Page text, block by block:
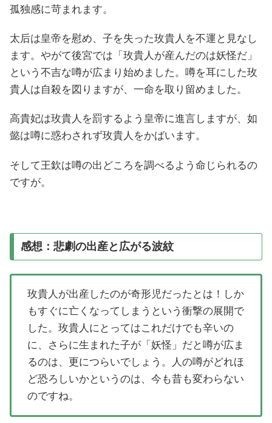
孤独感に苛まれます。
太后は皇帝を慰め、子を失った玫貴人を不運と見なし
ます。やがて後宮では「玫貴人が産んだのは妖怪だ」
という不吉な噂が広まり始めました。噂を耳にした玫
貴人は自殺を図りますが、一命を取り留めました。
高貴妃は玫貴人を罰するよう皇帝に進言しますが、如
懿は噂に惑わされず玫貴人をかばいます。
そして王欽は噂の出どころを調べるよう命じられるの
ですが。
感想：悲劇の出産と広がる波紋
玫貴人が出産したのが奇形児だったとは！しか
もすぐに亡くなってしまうという衝撃の展開で
した。玫貴人にとってはこれだけでも辛いの
に、さらに生まれた子が「妖怪」だと噂が広ま
るのは、更につらいでしょう。人の噂がどれほ
ど恐ろしいかというのは、今も昔も変わらない
のですね。